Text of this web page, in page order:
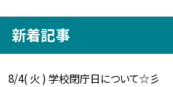
新着記事
8/4( 火 ) 学校閉庁日について☆彡